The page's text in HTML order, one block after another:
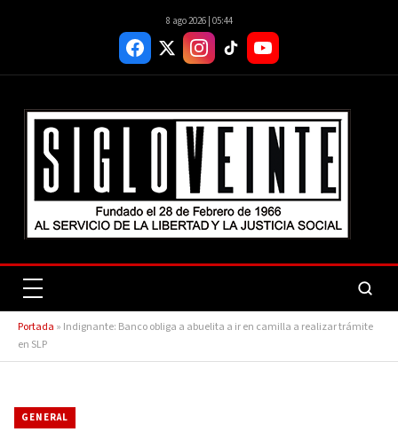
8 ago 2026 | 05:44
Portada » Indignante: Banco obliga a abuelita a ir en camilla a realizar trámite
en SLP
GENERAL